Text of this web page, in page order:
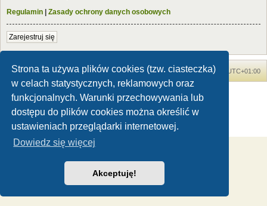
Strona ta używa plików cookies (tzw. ciasteczka)
w celach statystycznych, reklamowych oraz
funkcjonalnych. Warunki przechowywania lub
dostępu do plików cookies można określić w
ustawieniach przeglądarki internetowej.
Dowiedz się więcej
Akceptuję!
Regulamin | Zasady ochrony danych osobowych
Zarejestruj się
Forum Dinozaury.com Strona główna Strefa czasowa UTC+01:00
Dinozaury.com
© 2006-2020
Technologię dostarcza
phpBB
® Forum Software © phpBB Limited
Polski pakiet językowy dostarczaphpBB.pl
Zasady ochrony danych osobowych|Regulamin